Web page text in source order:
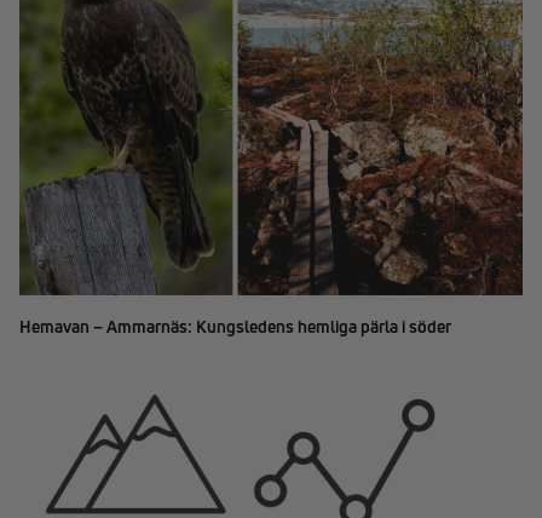
Hemavan – Ammarnäs: Kungsledens hemliga pärla i söder